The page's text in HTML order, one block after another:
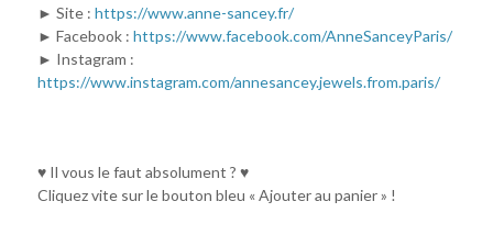
► Site : https://www.anne-sancey.fr/
► Facebook : https://www.facebook.com/AnneSanceyParis/
► Instagram :
https://www.instagram.com/annesancey.jewels.from.paris/
♥ Il vous le faut absolument ? ♥
Cliquez vite sur le bouton bleu « Ajouter au panier » !